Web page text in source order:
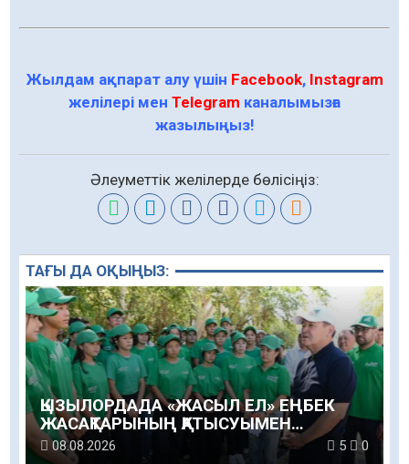
Жылдам ақпарат алу үшін Facebook, Instagram
желілері мен Telegram каналымызға
жазылыңыз!
Әлеуметтік желілерде бөлісіңіз:
ТАҒЫ ДА ОҚЫҢЫЗ:
ҚЫЗЫЛОРДАДА «ЖАСЫЛ ЕЛ» ЕҢБЕК
ЖАСАҚТАРЫНЫҢ ҚАТЫСУЫМЕН
ЭКОЛОГИЯЛЫҚ СЕНБІЛІК ӨТТІ
08.08.2026 5 0